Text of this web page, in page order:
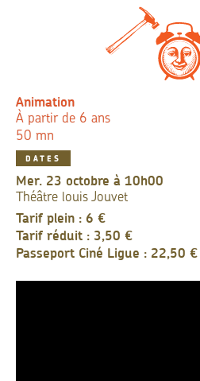
Animation
À partir de 6 ans
50 mn
DATES
mer. 23 octobre à 10h00
Théâtre louis Jouvet
Tarif plein : 6 €
Tarif réduit : 3,50 €
Passeport Ciné Ligue : 22,50 €